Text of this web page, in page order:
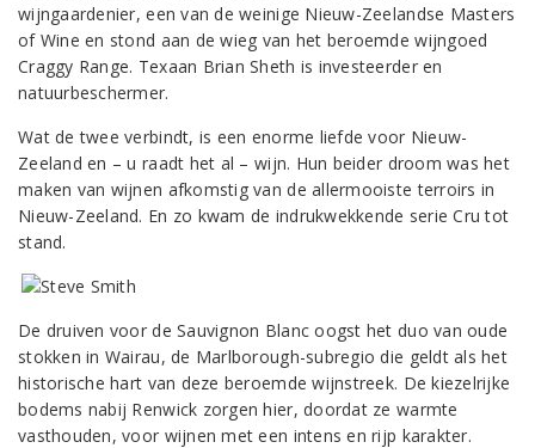
wijngaardenier, een van de weinige Nieuw-Zeelandse Masters
of Wine en stond aan de wieg van het beroemde wijngoed
Craggy Range. Texaan Brian Sheth is investeerder en
natuurbeschermer.
Wat de twee verbindt, is een enorme liefde voor Nieuw-
Zeeland en – u raadt het al – wijn. Hun beider droom was het
maken van wijnen afkomstig van de allermooiste terroirs in
Nieuw-Zeeland. En zo kwam de indrukwekkende serie Cru tot
stand.
De druiven voor de Sauvignon Blanc oogst het duo van oude
stokken in Wairau, de Marlborough-subregio die geldt als het
historische hart van deze beroemde wijnstreek. De kiezelrijke
bodems nabij Renwick zorgen hier, doordat ze warmte
vasthouden, voor wijnen met een intens en rijp karakter.